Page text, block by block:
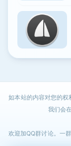
如本站的内容对您的权
我们会
欢迎加QQ群讨论。一